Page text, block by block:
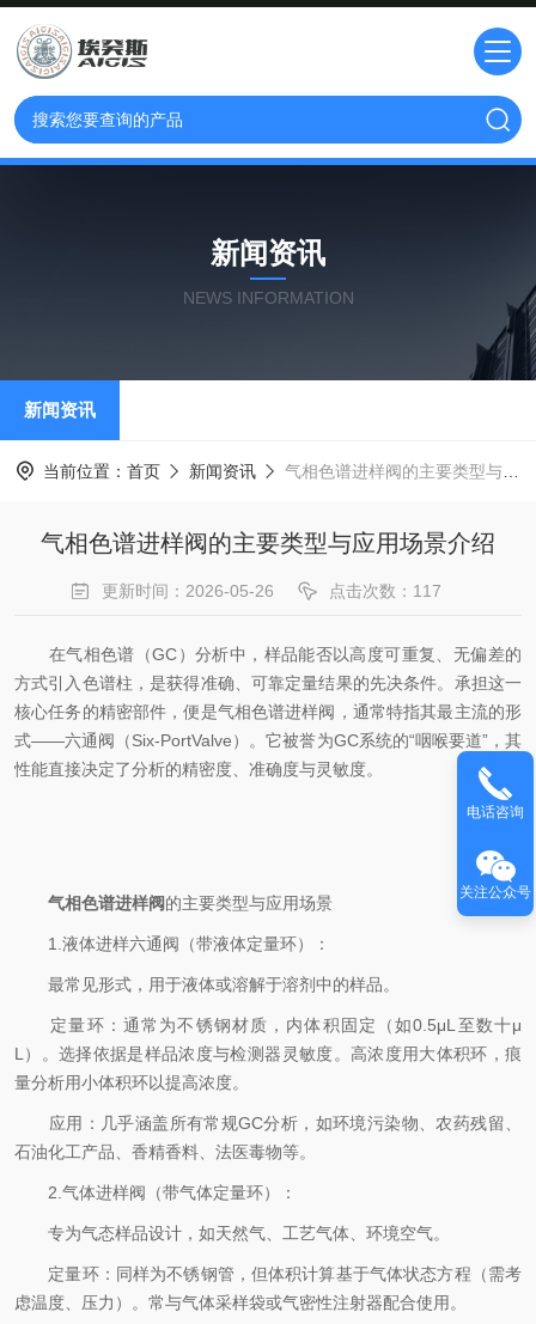
新闻资讯
NEWS INFORMATION
新闻资讯
当前位置： 首页 新闻资讯 气相色谱进样阀的主要类型与应用场景介绍
气相色谱进样阀的主要类型与应用场景介绍
更新时间：2026-05-26 点击次数：117
在气相色谱（GC）分析中，样品能否以高度可重复、无偏差的
方式引入色谱柱，是获得准确、可靠定量结果的先决条件。承担这一
核心任务的精密部件，便是气相色谱进样阀，通常特指其最主流的形
式——六通阀（Six-PortValve）。它被誉为GC系统的“咽喉要道”，其
性能直接决定了分析的精密度、准确度与灵敏度。
气相色谱进样阀的主要类型与应用场景
1.液体进样六通阀（带液体定量环）：
最常见形式，用于液体或溶解于溶剂中的样品。
定量环：通常为不锈钢材质，内体积固定（如0.5μL至数十μ
L）。选择依据是样品浓度与检测器灵敏度。高浓度用大体积环，痕
量分析用小体积环以提高浓度。
应用：几乎涵盖所有常规GC分析，如环境污染物、农药残留、
石油化工产品、香精香料、法医毒物等。
2.气体进样阀（带气体定量环）：
专为气态样品设计，如天然气、工艺气体、环境空气。
定量环：同样为不锈钢管，但体积计算基于气体状态方程（需考
虑温度、压力）。常与气体采样袋或气密性注射器配合使用。
电话咨询
关注公众号